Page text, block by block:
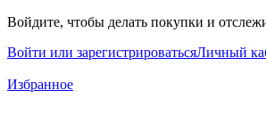
Войдите, чтобы делать покупки и
Войти или зарегистрироватьсяЛичный
Избранное